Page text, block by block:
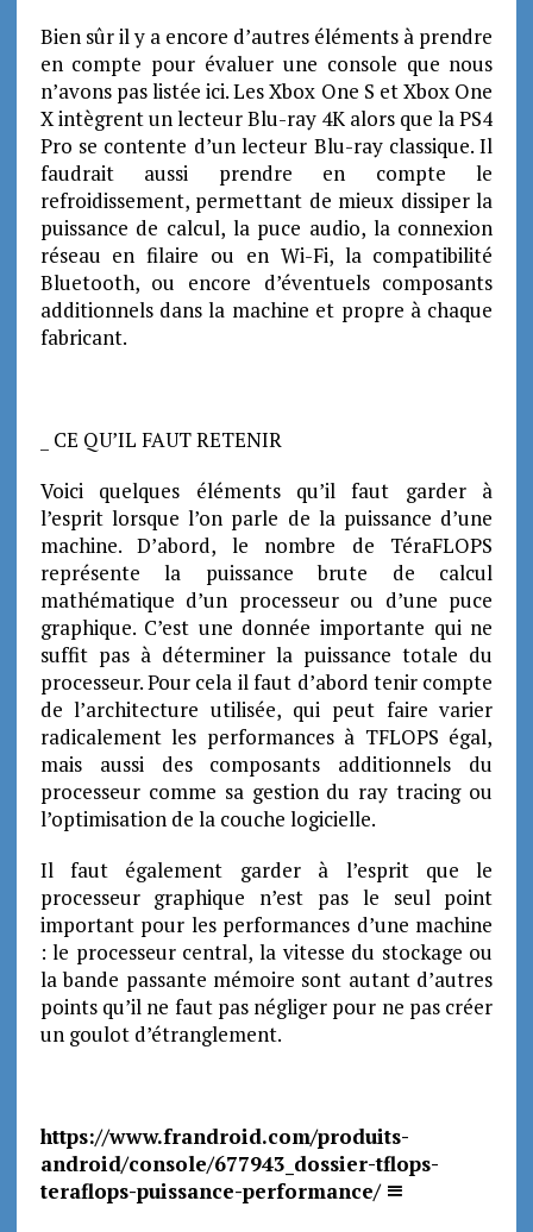
Bien sûr il y a encore d’autres éléments à prendre
en compte pour évaluer une console que nous
n’avons pas listée ici. Les Xbox One S et Xbox One
X intègrent un lecteur Blu-ray 4K alors que la PS4
Pro se contente d’un lecteur Blu-ray classique. Il
faudrait aussi prendre en compte le
refroidissement, permettant de mieux dissiper la
puissance de calcul, la puce audio, la connexion
réseau en filaire ou en Wi-Fi, la compatibilité
Bluetooth, ou encore d’éventuels composants
additionnels dans la machine et propre à chaque
fabricant.
_ CE QU’IL FAUT RETENIR
Voici quelques éléments qu’il faut garder à
l’esprit lorsque l’on parle de la puissance d’une
machine. D’abord, le nombre de TéraFLOPS
représente la puissance brute de calcul
mathématique d’un processeur ou d’une puce
graphique. C’est une donnée importante qui ne
suffit pas à déterminer la puissance totale du
processeur. Pour cela il faut d’abord tenir compte
de l’architecture utilisée, qui peut faire varier
radicalement les performances à TFLOPS égal,
mais aussi des composants additionnels du
processeur comme sa gestion du ray tracing ou
l’optimisation de la couche logicielle.
Il faut également garder à l’esprit que le
processeur graphique n’est pas le seul point
important pour les performances d’une machine
: le processeur central, la vitesse du stockage ou
la bande passante mémoire sont autant d’autres
points qu’il ne faut pas négliger pour ne pas créer
un goulot d’étranglement.
https://www.frandroid.com/produits-
android/console/677943_dossier-tflops-
teraflops-puissance-performance/